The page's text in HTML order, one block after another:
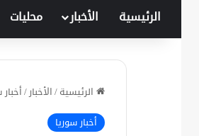
الرئيسية الأخبار محليات
الرئيسية/الأخبار/
أخبار سوريا